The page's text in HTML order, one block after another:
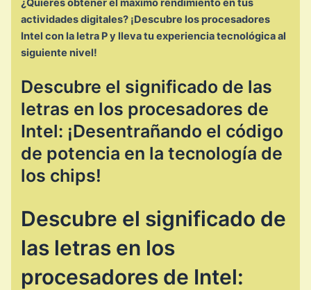
¿Quieres obtener el máximo rendimiento en tus
actividades digitales? ¡Descubre los procesadores
Intel con la letra P y lleva tu experiencia tecnológica al
siguiente nivel!
Descubre el significado de las
letras en los procesadores de
Intel: ¡Desentrañando el código
de potencia en la tecnología de
los chips!
Descubre el significado de
las letras en los
procesadores de Intel: